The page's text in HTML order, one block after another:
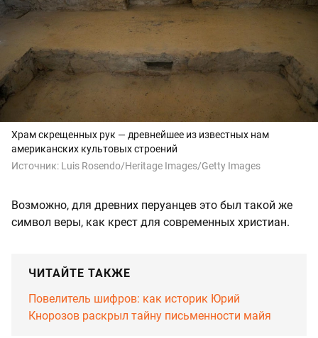
Храм скрещенных рук — древнейшее из известных нам
американских культовых строений
Источник: Luis Rosendo/Heritage Images/Getty Images
Возможно, для древних перуанцев это был такой же
символ веры, как крест для современных христиан.
ЧИТАЙТЕ ТАКЖЕ
Повелитель шифров: как историк Юрий
Кнорозов раскрыл тайну письменности майя